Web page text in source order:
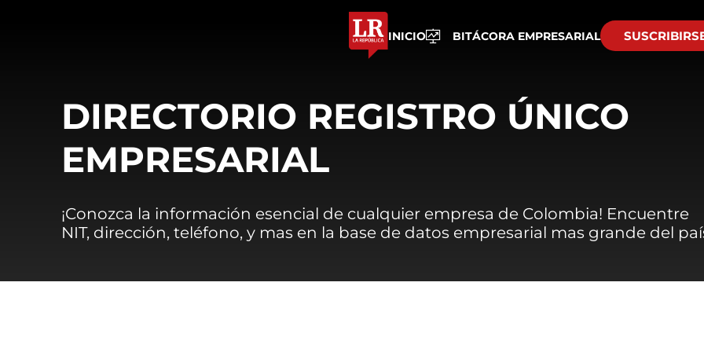
INICIO BITÁCORA EMPRESARIAL
DIRECTORIO REGISTRO ÚNICO
EMPRESARIAL
¡Conozca la información esencial de cualquier empresa de Colombia! Encuentre
NIT, dirección, teléfono, y mas en la base de datos empresarial mas grande del